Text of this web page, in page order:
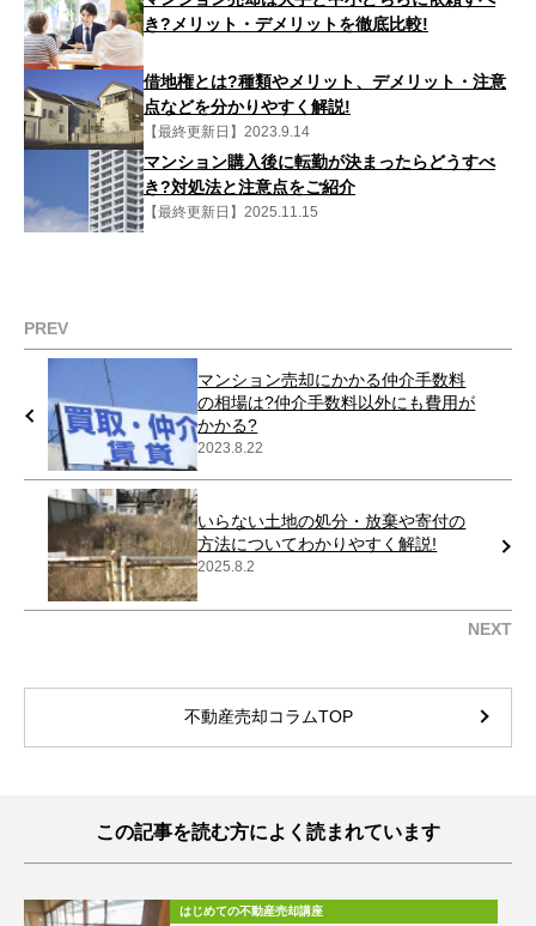
き?メリット・デメリットを徹底比較!
借地権とは?種類やメリット、デメリット・注意
点などを分かりやすく解説!
【最終更新日】2023.9.14
マンション購入後に転勤が決まったらどうすべ
き?対処法と注意点をご紹介
【最終更新日】2025.11.15
PREV
マンション売却にかかる仲介手数料
の相場は?仲介手数料以外にも費用が
かかる?
2023.8.22
NEXT
いらない土地の処分・放棄や寄付の
方法についてわかりやすく解説!
2025.8.2
不動産売却コラムTOP
この記事を読む方によく読まれています
はじめての不動産売却講座